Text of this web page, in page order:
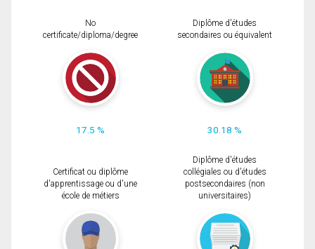
No
certificate/diploma/degree
17.5 %
Diplôme d'études
secondaires ou équivalent
30.18 %
Certificat ou diplôme
d'apprentissage ou d'une
école de métiers
Diplôme d'études
collégiales ou d'études
postsecondaires (non
universitaires)